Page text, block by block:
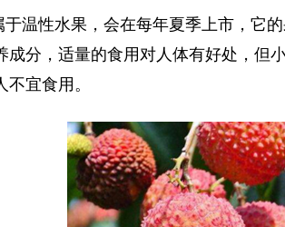
于温性水果，会在每年夏季上市，它
成分，适量的食用对人体有好处，但
宜食用。